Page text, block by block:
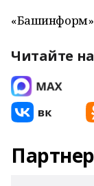
Читайте